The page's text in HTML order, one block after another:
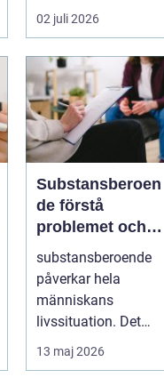
hinner med. Ena
dagen ryms hela
foten i...
02 juli 2026
Substansberoen
de förstå
problemet och
vägen vidare
substansberoende
påverkar hela
människans
livssituation. Det
handlar sällan bara
om alkohol,
13 maj 2026